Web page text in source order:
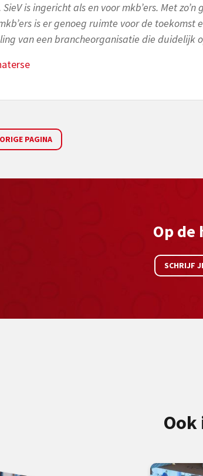
is ingericht als en voor mkb’ers. Met
is er genoeg ruimte voor de toekomst
van een brancheorganisatie die duidelijk
PAGINA
Op de
SCHRIJF